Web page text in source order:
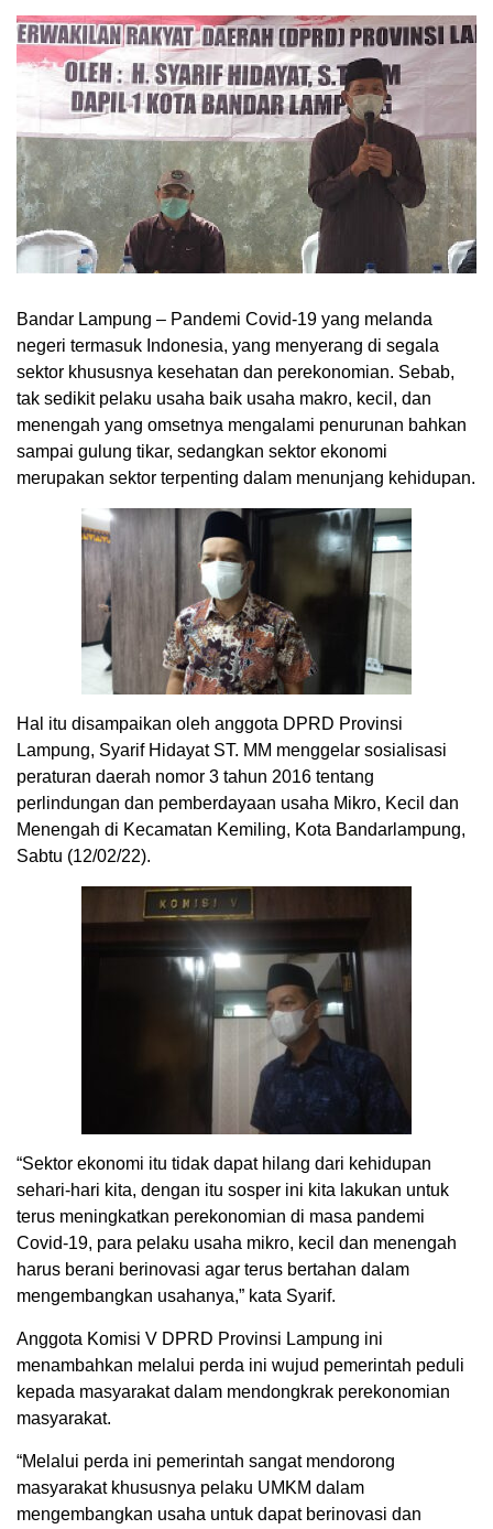
Bandar Lampung – Pandemi Covid-19 yang melanda
negeri termasuk Indonesia, yang menyerang di segala
sektor khususnya kesehatan dan perekonomian. Sebab,
tak sedikit pelaku usaha baik usaha makro, kecil, dan
menengah yang omsetnya mengalami penurunan bahkan
sampai gulung tikar, sedangkan sektor ekonomi
merupakan sektor terpenting dalam menunjang kehidupan.
Hal itu disampaikan oleh anggota DPRD Provinsi
Lampung, Syarif Hidayat ST. MM menggelar sosialisasi
peraturan daerah nomor 3 tahun 2016 tentang
perlindungan dan pemberdayaan usaha Mikro, Kecil dan
Menengah di Kecamatan Kemiling, Kota Bandarlampung,
Sabtu (12/02/22).
“Sektor ekonomi itu tidak dapat hilang dari kehidupan
sehari-hari kita, dengan itu sosper ini kita lakukan untuk
terus meningkatkan perekonomian di masa pandemi
Covid-19, para pelaku usaha mikro, kecil dan menengah
harus berani berinovasi agar terus bertahan dalam
mengembangkan usahanya,” kata Syarif.
Anggota Komisi V DPRD Provinsi Lampung ini
menambahkan melalui perda ini wujud pemerintah peduli
kepada masyarakat dalam mendongkrak perekonomian
masyarakat.
“Melalui perda ini pemerintah sangat mendorong
masyarakat khususnya pelaku UMKM dalam
mengembangkan usaha untuk dapat berinovasi dan